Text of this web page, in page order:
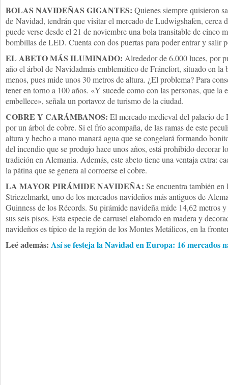
BOLAS NAVIDEÑAS GIGANTES: Quienes siempre quisieron
de Navidad, tendrán que visitar el mercado de Ludwigshafen, cerca
puede verse desde el 21 de noviembre una bola transitable de cinco
bombillas de LED. Cuenta con dos puertas para poder entrar y salir
EL ABETO MÁS ILUMINADO: Alrededor de 6.000 luces, por
año el árbol de Navidadmás emblemático de Fráncfort, situado en la
menos, pues mide unos 30 metros de altura. ¿El problema? Para
tener en torno a 100 años. «Y sucede como con las personas, que la
embellece», señala un portavoz de turismo de la ciudad.
COBRE Y CARÁMBANOS: El mercado medieval del palacio de
por un árbol de cobre. Si el frío acompaña, de las ramas de este
altura y hecho a mano manará agua que se congelará formando
del incendio que se produjo hace unos años, está prohibido decorar
tradición en Alemania. Además, este abeto tiene una ventaja extra:
la pátina que se genera al corroerse el cobre.
LA MAYOR PIRÁMIDE NAVIDEÑA: Se encuentra también en
Striezelmarkt, uno de los mercados navideños más antiguos de
Guinness de los Récords. Su pirámide navideña mide 14,62 metros
sus seis pisos. Esta especie de carrusel elaborado en madera y
navideños es típico de la región de los Montes Metálicos, en la
Leé además: Así se festeja la Navidad en Europa: 16 mercados